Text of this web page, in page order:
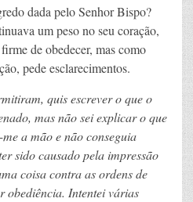
dada pelo Senhor Bispo?
um peso no seu coração,
de obedecer, mas como
pede esclarecimentos.
quis escrever o que o
mas não sei explicar o que
a mão e não conseguia
sido causado pela impressão
coisa contra as ordens de
obediência. Intentei várias